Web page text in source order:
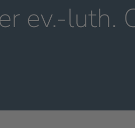
ev.-luth.